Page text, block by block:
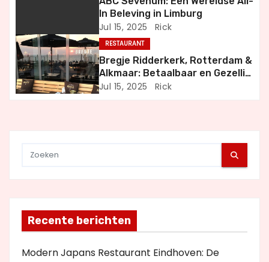
t
i
In Beleving in Limburg
Jul 15, 2025 Rick
RESTAURANT
Bregje Ridderkerk, Rotterdam &
Alkmaar: Betaalbaar en Gezellig
Uit Eten
Jul 15, 2025 Rick
Recente berichten
Modern Japans Restaurant Eindhoven: De